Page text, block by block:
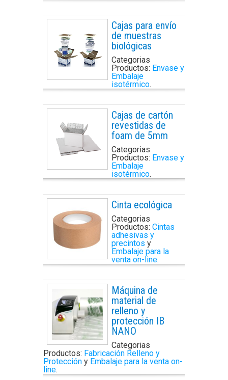
Cajas para envío
de muestras
biológicas
Categorias
Productos: Envase y
Embalaje
isotérmico.
Cajas de cartón
revestidas de
foam de 5mm
Categorias
Productos: Envase y
Embalaje
isotérmico.
Cinta ecológica
Categorias
Productos: Cintas
adhesivas y
precintos y
Embalaje para la
venta on-line.
Máquina de
material de
relleno y
protección IB
NANO
Categorias
Productos: Fabricación Relleno y
Protección y Embalaje para la venta on-
line.